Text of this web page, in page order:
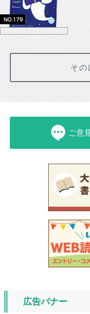
その
ご意
広告バナー